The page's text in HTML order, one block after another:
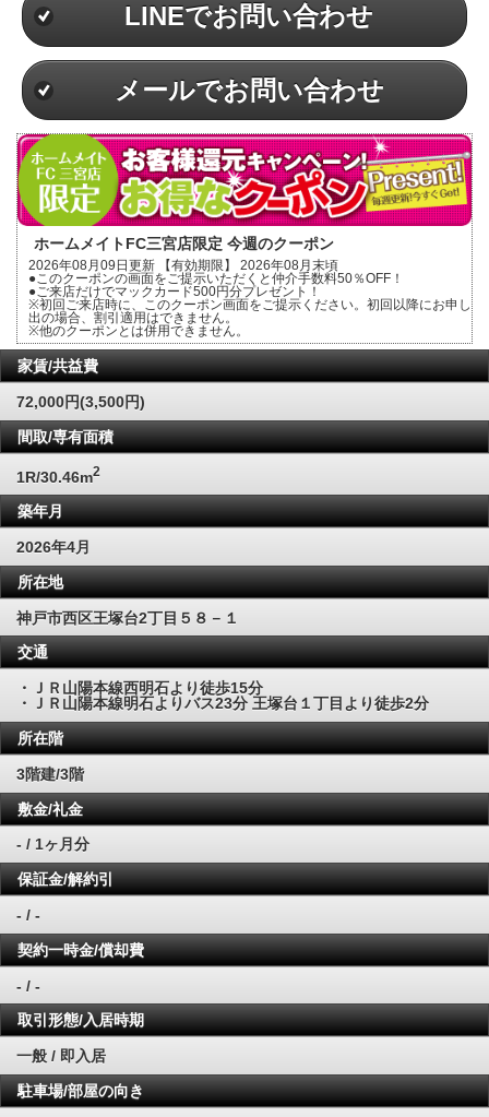
LINEでお問い合わせ
メールでお問い合わせ
ホームメイトFC三宮店限定 今週のクーポン
2026年08月09日更新 【有効期限】 2026年08月末頃
●このクーポンの画面をご提示いただくと仲介手数料50％OFF！
●ご来店だけでマックカード500円分プレゼント！
※初回ご来店時に、このクーポン画面をご提示ください。初回以降にお申し
出の場合、割引適用はできません。
※他のクーポンとは併用できません。
家賃/共益費
72,000円(3,500円)
間取/専有面積
1R/30.46m2
築年月
2026年4月
所在地
神戸市西区王塚台2丁目５８－１
交通
・ＪＲ山陽本線西明石より徒歩15分
・ＪＲ山陽本線明石よりバス23分 王塚台１丁目より徒歩2分
所在階
3階建/3階
敷金/礼金
- / 1ヶ月分
保証金/解約引
- / -
契約一時金/償却費
- / -
取引形態/入居時期
一般 / 即入居
駐車場/部屋の向き